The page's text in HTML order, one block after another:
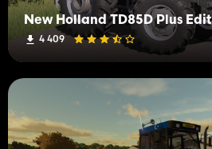
New Holland TD85D Plus Edit
4 409